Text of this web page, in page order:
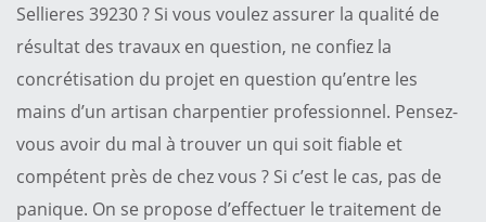
Sellieres 39230 ? Si vous voulez assurer la qualité de
résultat des travaux en question, ne confiez la
concrétisation du projet en question qu’entre les
mains d’un artisan charpentier professionnel. Pensez-
vous avoir du mal à trouver un qui soit fiable et
compétent près de chez vous ? Si c’est le cas, pas de
panique. On se propose d’effectuer le traitement de